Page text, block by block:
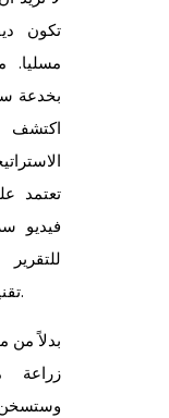
تكون
مسليا.
بخدعة
تعتمد
فيديو
تقنية وسيلة للإبداع على خلاف ذلك.
بدلاً من
زراعة